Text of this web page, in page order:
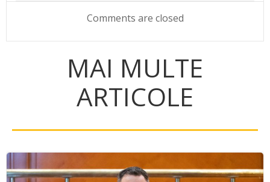
Comments are closed
MAI MULTE
ARTICOLE